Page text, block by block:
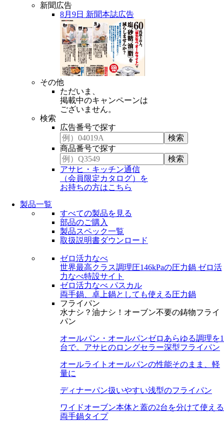
新聞広告
8月9日 新聞本誌広告
その他
ただいま、
掲載中のキャンペーンは
ございません。
検索
広告番号で探す
商品番号で探す
アサヒ・キッチン通信
（会員限定カタログ）を
お持ちの方はこちら
製品一覧
すべての製品を見る
部品のご購入
製品スペック一覧
取扱説明書ダウンロード
ゼロ活力なべ
世界最高クラス調理圧146kPaの圧力鍋 ゼロ活
力なべ特設サイト
ゼロ活力なべ パスカル
両手鍋、卓上鍋としても使える圧力鍋
フライパン
水ナシ？油ナシ！オーブン不要の鋳物フライ
パン
オールパン・オールパンゼロ あらゆる調理を1
台で。アサヒのロングセラー深型フライパン
オールライト オールパンの性能そのまま、軽
量に
ディナーパン扱いやすい浅型のフライパン
ワイドオーブン本体と蓋の2台を分けて使える
両手鍋タイプ